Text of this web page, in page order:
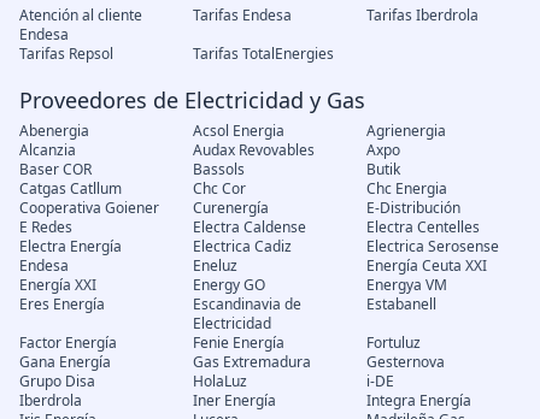
Atención al cliente
Endesa
Tarifas Endesa
Tarifas Iberdrola
Tarifas Repsol
Tarifas TotalEnergies
Proveedores de Electricidad y Gas
Abenergia Acsol Energia
Agrienergia
Alcanzia
Audax Revovables
Axpo
Baser COR
Bassols
Butik
Catgas Catllum
Chc Cor
Chc Energia
Cooperativa Goiener
Curenergía
E-Distribución
E Redes
Electra Caldense
Electra Centelles
Electra Energía
Electrica Cadiz
Electrica Serosense
Endesa
Eneluz
Energía Ceuta XXI
Energía XXI
Energy GO
Energya VM
Eres Energía
Escandinavia de
Electricidad
Estabanell
Factor Energía
Fenie Energía
Fortuluz
Gana Energía
Gas Extremadura
Gesternova
Grupo Disa
HolaLuz
i-DE
Iberdrola
Iner Energía
Integra Energía